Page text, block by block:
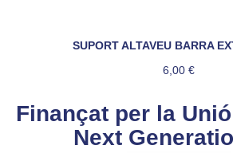
SUPORT ALTAVEU BARRA
6,00 €
Finançat per la
Next